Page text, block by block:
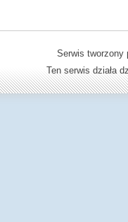
Serwis
Ten serwis działa